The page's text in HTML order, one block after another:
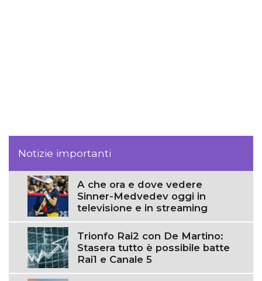
Notizie importanti
A che ora e dove vedere
Sinner-Medvedev oggi in
televisione e in streaming
Trionfo Rai2 con De Martino:
Stasera tutto è possibile batte
Rai1 e Canale 5